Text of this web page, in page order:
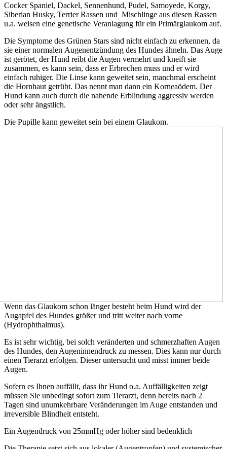
Cocker Spaniel, Dackel, Sennenhund, Pudel, Samoyede, Korgy,
Siberian Husky, Terrier Rassen und Mischlinge aus diesen Rassen
u.a. weisen eine genetische Veranlagung für ein Primärglaukom auf.
Die Symptome des Grünen Stars sind nicht einfach zu erkennen, da
sie einer normalen Augenentzündung des Hundes ähneln. Das Auge
ist gerötet, der Hund reibt die Augen vermehrt und kneift sie
zusammen, es kann sein, dass er Erbrechen muss und er wird
einfach ruhiger. Die Linse kann geweitet sein, manchmal erscheint
die Hornhaut getrübt. Das nennt man dann ein Korneaödem. Der
Hund kann auch durch die nahende Erblindung aggressiv werden
oder sehr ängstlich.
Die Pupille kann geweitet sein bei einem Glaukom.
Wenn das Glaukom schon länger besteht beim Hund wird der
Augapfel des Hundes größer und tritt weiter nach vorne
(Hydrophthalmus).
Es ist sehr wichtig, bei solch veränderten und schmerzhaften Augen
des Hundes, den Augeninnendruck zu messen. Dies kann nur durch
einen Tierarzt erfolgen. Dieser untersucht und misst immer beide
Augen.
Sofern es Ihnen auffällt, dass ihr Hund o.a. Auffälligkeiten zeigt
müssen Sie unbedingt sofort zum Tierarzt, denn bereits nach 2
Tagen sind unumkehrbare Veränderungen im Auge entstanden und
irreversible Blindheit entsteht.
Ein Augendruck von 25mmHg oder höher sind bedenklich